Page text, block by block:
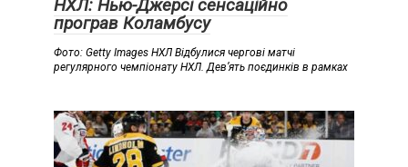
НХЛ: Нью-Джерсі сенсаційно
програв Коламбусу
Фото: Getty Images НХЛ Відбулися чергові матчі
регулярного чемпіонату НХЛ. Дев’ять поєдинків в рамках